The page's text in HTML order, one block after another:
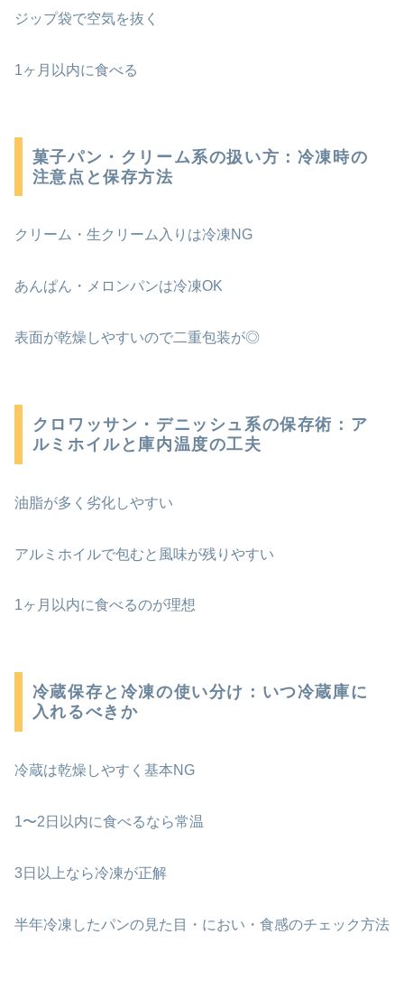
ジップ袋で空気を抜く
1ヶ月以内に食べる
菓子パン・クリーム系の扱い方：冷凍時の
注意点と保存方法
クリーム・生クリーム入りは冷凍NG
あんぱん・メロンパンは冷凍OK
表面が乾燥しやすいので二重包装が◎
クロワッサン・デニッシュ系の保存術：ア
ルミホイルと庫内温度の工夫
油脂が多く劣化しやすい
アルミホイルで包むと風味が残りやすい
1ヶ月以内に食べるのが理想
冷蔵保存と冷凍の使い分け：いつ冷蔵庫に
入れるべきか
冷蔵は乾燥しやすく基本NG
1〜2日以内に食べるなら常温
3日以上なら冷凍が正解
半年冷凍したパンの見た目・におい・食感のチェック方法